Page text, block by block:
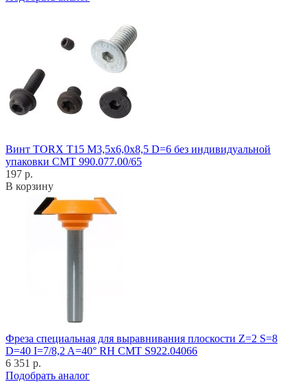
Винт TORX T15 M3,5x6,0x8,5 D=6 без индивидуальной
упаковки CMT 990.077.00/65
197 р.
В корзину
Фреза специальная для выравнивания плоскости Z=2 S=8
D=40 I=7/8,2 A=40° RH CMT S922.04066
6 351 р.
Подобрать аналог